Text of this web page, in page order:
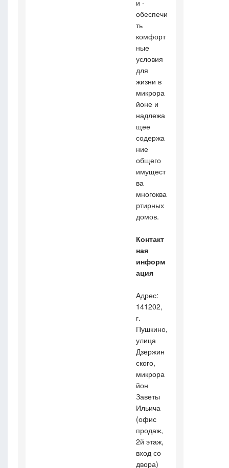
и -
обеспечи
ть
комфорт
ные
условия
для
жизни в
микрора
йоне и
надлежа
щее
содержа
ние
общего
имущест
ва
многоква
ртирных
домов.
Контакт
ная
информ
ация
Адрес:
141202,
г.
Пушкино,
улица
Дзержин
ского,
микрора
йон
Заветы
Ильича
(офис
продаж,
2й этаж,
вход со
двора)